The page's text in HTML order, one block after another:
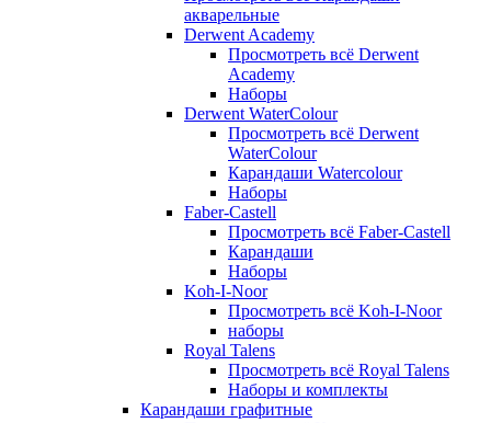
акварельные
Derwent Academy
Просмотреть всё Derwent
Academy
Наборы
Derwent WaterColour
Просмотреть всё Derwent
WaterColour
Карандаши Watercolour
Наборы
Faber-Castell
Просмотреть всё Faber-Castell
Карандаши
Наборы
Koh-I-Noor
Просмотреть всё Koh-I-Noor
наборы
Royal Talens
Просмотреть всё Royal Talens
Наборы и комплекты
Карандаши графитные